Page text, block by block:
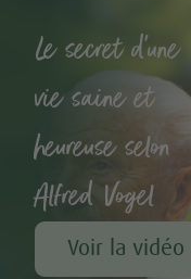
Le secret d'une
vie saine et
heureuse selon
Alfred Vogel
Voir la vidéo